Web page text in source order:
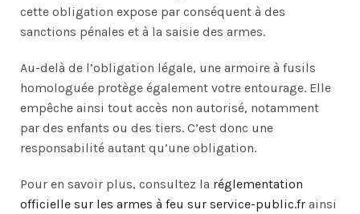
cette obligation expose par conséquent à des
sanctions pénales et à la saisie des armes.
Au-delà de l’obligation légale, une armoire à fusils
homologuée protège également votre entourage. Elle
empêche ainsi tout accès non autorisé, notamment
par des enfants ou des tiers. C’est donc une
responsabilité autant qu’une obligation.
Pour en savoir plus, consultez la réglementation
officielle sur les armes à feu sur service-public.fr ainsi